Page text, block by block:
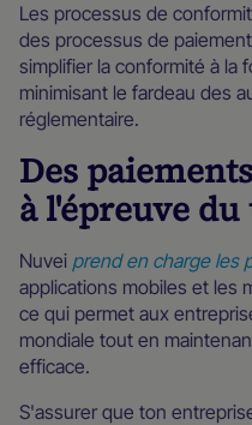
Les processus de
des processus de
simplifier la conformité à la
minimisant le fardeau des
réglementaire.
Des
à l'épreuve du
Nuvei prend en charge les
applications mobiles et les
ce qui permet aux
mondiale tout en
efficace.
S'assurer que ton